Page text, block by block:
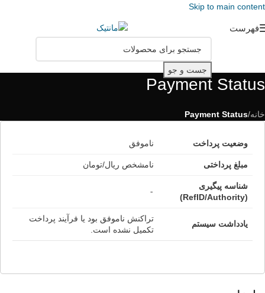
Skip to main content
فهرست
جست و جو
Payment Status
خانه/
Payment Status
وضعیت پرداخت ناموفق
مبلغ پرداختی نامشخص ریال/تومان
شناسه پیگیری
(RefID/Authority)
-
یادداشت سیستم
تراکنش ناموفق بود یا فرآیند پرداخت
تکمیل نشده است.